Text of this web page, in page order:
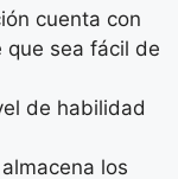
cuenta con
que sea fácil de
de habilidad
los